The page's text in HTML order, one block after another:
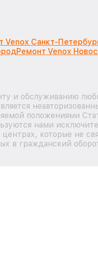
Venox Санкт-
Ремонт Venox
и обслуживанию
положениями
нами
которые не
в гражданский